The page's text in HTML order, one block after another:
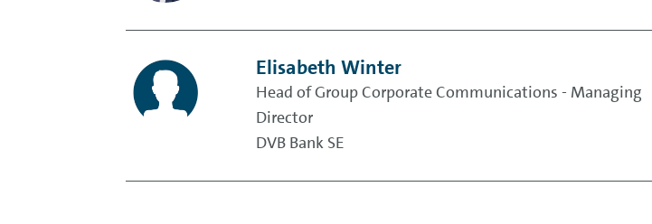
Elisabeth Winter
Head of Group Corporate Communications - Managing
Director
DVB Bank SE